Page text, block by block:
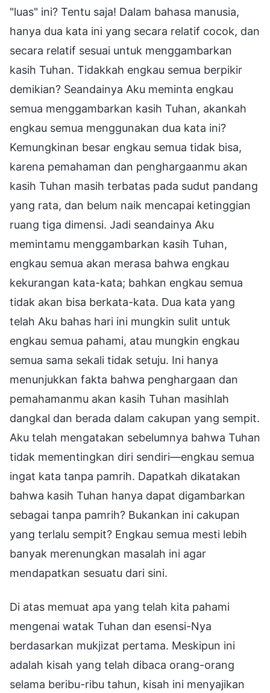
"luas" ini? Tentu saja! Dalam bahasa manusia,
hanya dua kata ini yang secara relatif cocok, dan
secara relatif sesuai untuk menggambarkan
kasih Tuhan. Tidakkah engkau semua berpikir
demikian? Seandainya Aku meminta engkau
semua menggambarkan kasih Tuhan, akankah
engkau semua menggunakan dua kata ini?
Kemungkinan besar engkau semua tidak bisa,
karena pemahaman dan penghargaanmu akan
kasih Tuhan masih terbatas pada sudut pandang
yang rata, dan belum naik mencapai ketinggian
ruang tiga dimensi. Jadi seandainya Aku
memintamu menggambarkan kasih Tuhan,
engkau semua akan merasa bahwa engkau
kekurangan kata-kata; bahkan engkau semua
tidak akan bisa berkata-kata. Dua kata yang
telah Aku bahas hari ini mungkin sulit untuk
engkau semua pahami, atau mungkin engkau
semua sama sekali tidak setuju. Ini hanya
menunjukkan fakta bahwa penghargaan dan
pemahamanmu akan kasih Tuhan masihlah
dangkal dan berada dalam cakupan yang sempit.
Aku telah mengatakan sebelumnya bahwa Tuhan
tidak mementingkan diri sendiri—engkau semua
ingat kata tanpa pamrih. Dapatkah dikatakan
bahwa kasih Tuhan hanya dapat digambarkan
sebagai tanpa pamrih? Bukankan ini cakupan
yang terlalu sempit? Engkau semua mesti lebih
banyak merenungkan masalah ini agar
mendapatkan sesuatu dari sini.
Di atas memuat apa yang telah kita pahami
mengenai watak Tuhan dan esensi-Nya
berdasarkan mukjizat pertama. Meskipun ini
adalah kisah yang telah dibaca orang-orang
selama beribu-ribu tahun, kisah ini menyajikan